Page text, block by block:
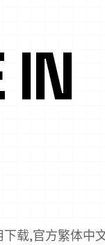
载,官方繁体中